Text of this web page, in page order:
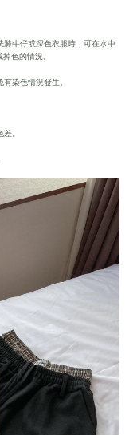
牛仔或深色衣服時，可在水中
色的情況。
染色情況發生。
。